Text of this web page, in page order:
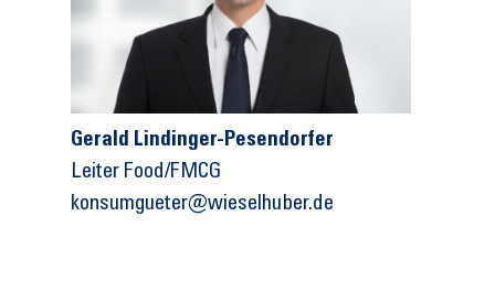
Gerald Lindinger-Pesendorfer
Leiter Food/FMCG
konsumgueter@wieselhuber.de